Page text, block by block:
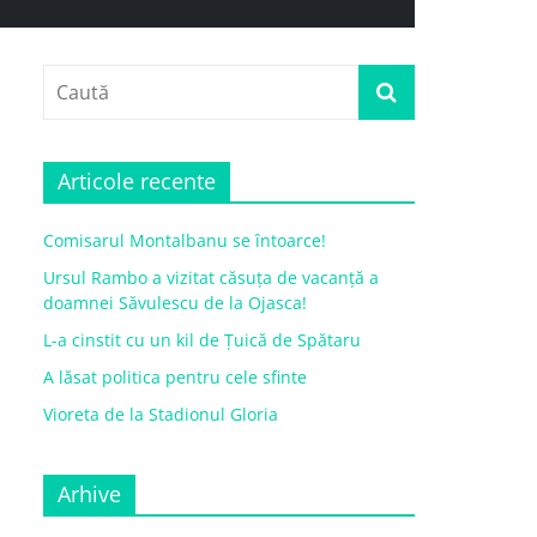
Articole recente
Comisarul Montalbanu se întoarce!
Ursul Rambo a vizitat căsuța de vacanță a
doamnei Săvulescu de la Ojasca!
L-a cinstit cu un kil de Țuică de Spătaru
A lăsat politica pentru cele sfinte
Vioreta de la Stadionul Gloria
Arhive